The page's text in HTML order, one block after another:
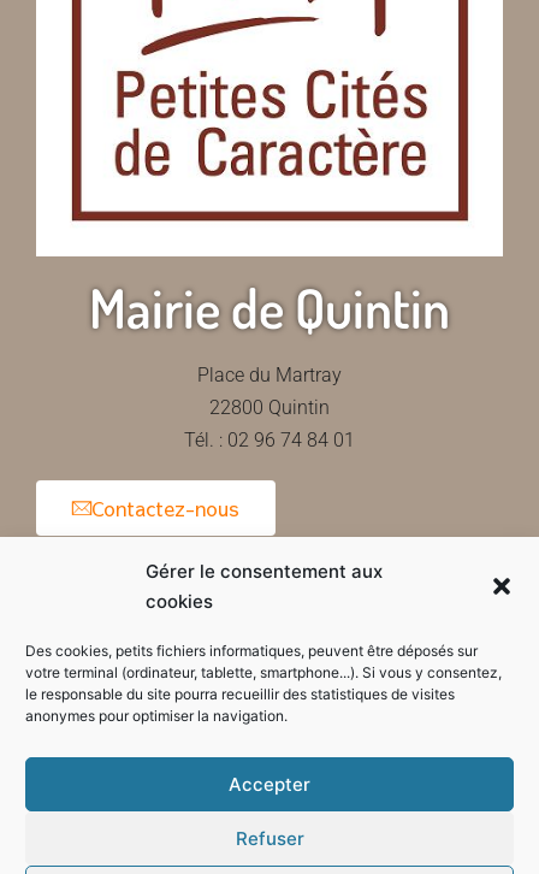
Gérer le consentement aux
cookies
Des cookies, petits fichiers informatiques, peuvent être déposés sur
votre terminal (ordinateur, tablette, smartphone...). Si vous y consentez,
le responsable du site pourra recueillir des statistiques de visites
anonymes pour optimiser la navigation.
Accepter
Refuser
Mairie de Quintin
Place du Martray
22800 Quintin
Tél. : 02 96 74 84 01
Contactez-nous
Horaires d'ouverture de la mairie